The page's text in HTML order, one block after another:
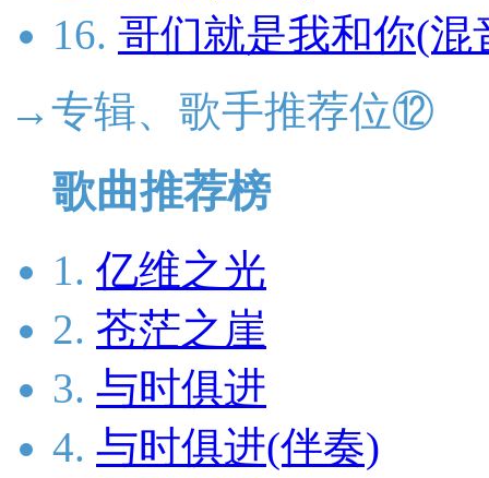
16. 哥们就是我和你(混
→专辑、歌手推荐位⑫
歌曲推荐榜
1. 亿维之光
2. 苍茫之崖
3. 与时俱进
4. 与时俱进(伴奏)